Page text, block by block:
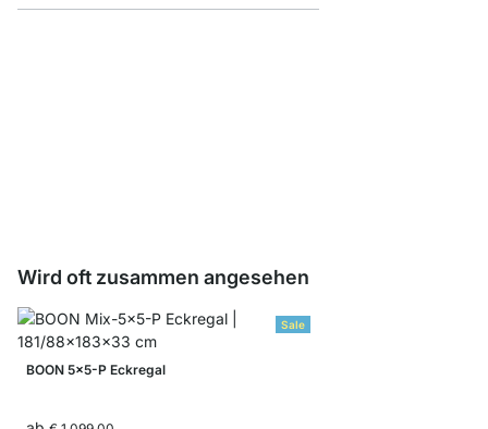
Wird oft zusammen angesehen
Sale
BOON 5x5-P Eckregal